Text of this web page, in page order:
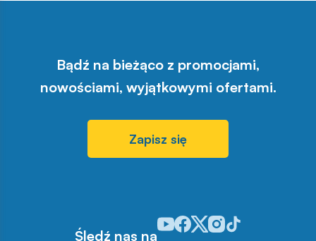
Bądź na bieżąco z promocjami,
nowościami, wyjątkowymi ofertami.
Zapisz się
Śledź nas na
Odwiedź nasz profil w serwisie
Odwiedź nasz profil w
Odwiedź nasz profil w
Odwiedź nasz profil w
Odwiedź nasz